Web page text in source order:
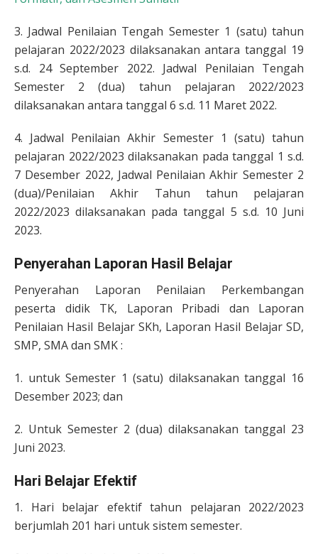
3. Jadwal Penilaian Tengah Semester 1 (satu) tahun
pelajaran 2022/2023 dilaksanakan antara tanggal 19
s.d. 24 September 2022. Jadwal Penilaian Tengah
Semester 2 (dua) tahun pelajaran 2022/2023
dilaksanakan antara tanggal 6 s.d. 11 Maret 2022.
4. Jadwal Penilaian Akhir Semester 1 (satu) tahun
pelajaran 2022/2023 dilaksanakan pada tanggal 1 s.d.
7 Desember 2022, Jadwal Penilaian Akhir Semester 2
(dua)/Penilaian Akhir Tahun tahun pelajaran
2022/2023 dilaksanakan pada tanggal 5 s.d. 10 Juni
2023.
Penyerahan Laporan Hasil Belajar
Penyerahan Laporan Penilaian Perkembangan
peserta didik TK, Laporan Pribadi dan Laporan
Penilaian Hasil Belajar SKh, Laporan Hasil Belajar SD,
SMP, SMA dan SMK :
1. untuk Semester 1 (satu) dilaksanakan tanggal 16
Desember 2023; dan
2. Untuk Semester 2 (dua) dilaksanakan tanggal 23
Juni 2023.
Hari Belajar Efektif
1. Hari belajar efektif tahun pelajaran 2022/2023
berjumlah 201 hari untuk sistem semester.